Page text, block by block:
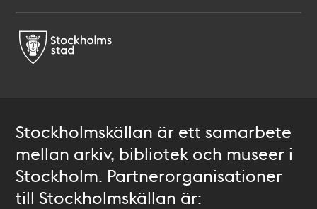
Stockholmskällan är ett samarbete
mellan arkiv, bibliotek och museer i
Stockholm. Partnerorganisationer
till Stockholmskällan är: